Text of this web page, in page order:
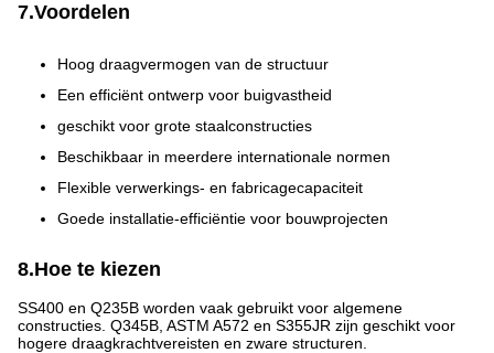
7.Voordelen
Hoog draagvermogen van de structuur
Een efficiënt ontwerp voor buigvastheid
geschikt voor grote staalconstructies
Beschikbaar in meerdere internationale normen
Flexible verwerkings- en fabricagecapaciteit
Goede installatie-efficiëntie voor bouwprojecten
8.Hoe te kiezen
SS400 en Q235B worden vaak gebruikt voor algemene
constructies. Q345B, ASTM A572 en S355JR zijn geschikt voor
hogere draagkrachtvereisten en zware structuren.